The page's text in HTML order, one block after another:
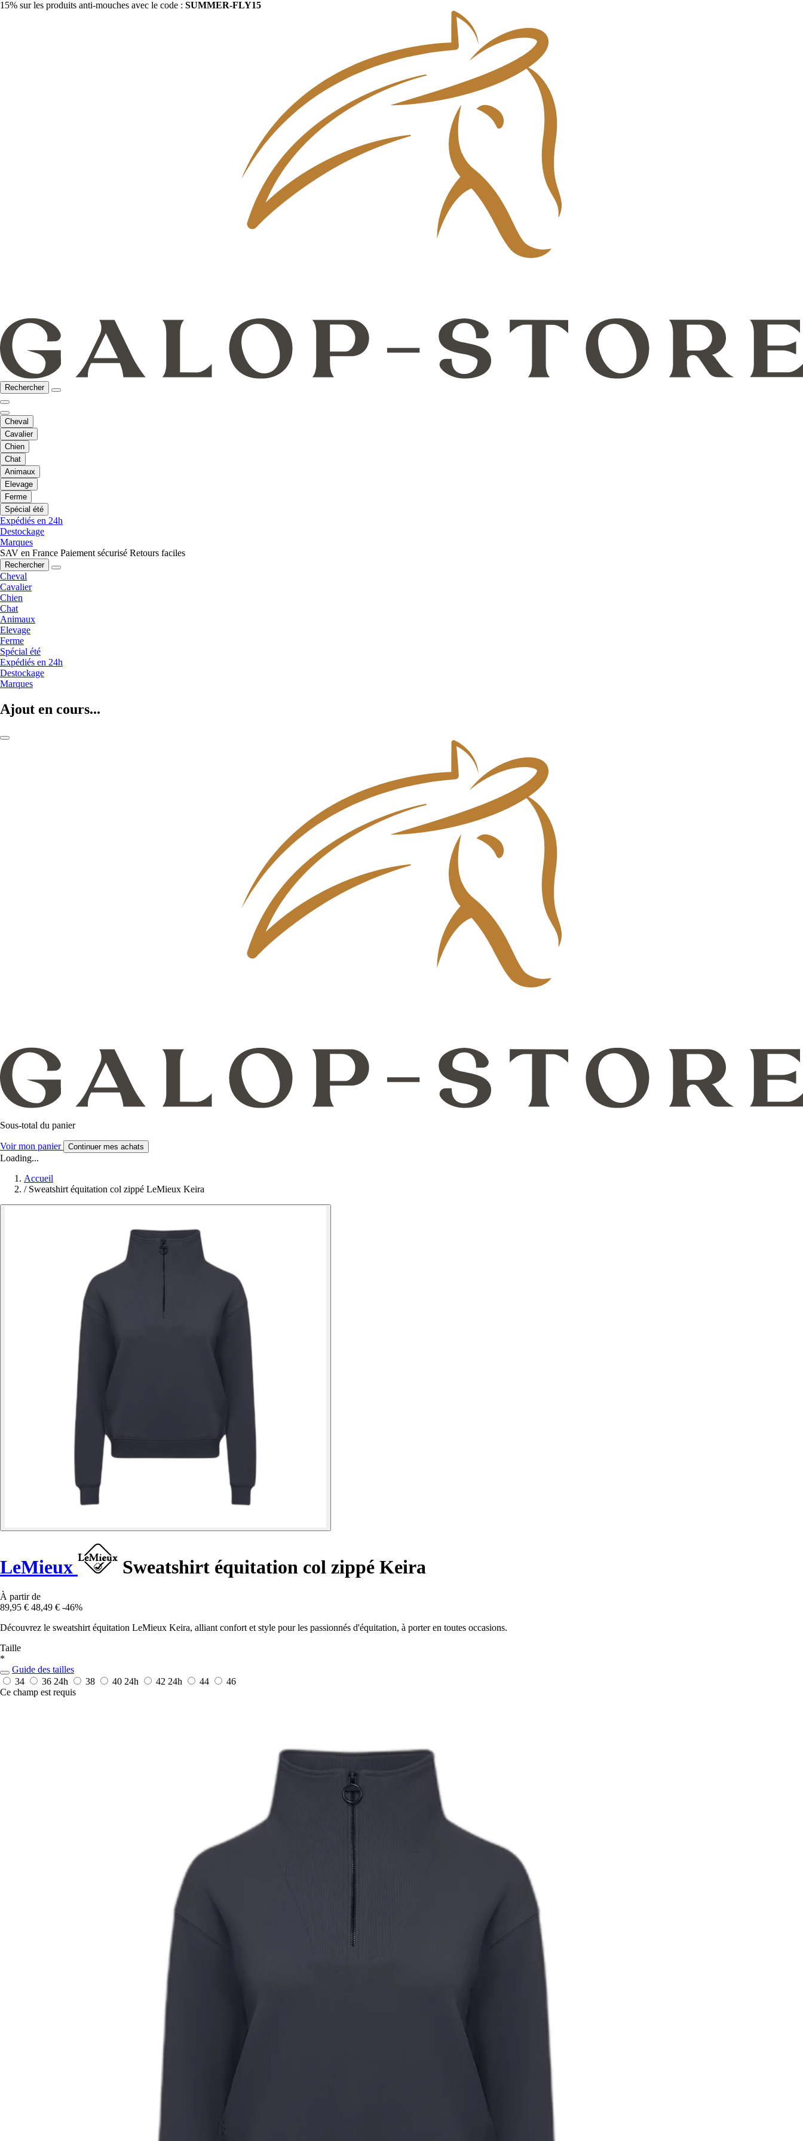
15% sur les produits anti-mouches avec le code : SUMMER-FLY15
Rechercher
Cheval
Cavalier
Chien
Chat
Animaux
Elevage
Ferme
Spécial été
Expédiés en 24h
Destockage
Marques
SAV en France Paiement sécurisé Retours faciles
Rechercher
Cheval
Cavalier
Chien
Chat
Animaux
Elevage
Ferme
Spécial été
Expédiés en 24h
Destockage
Marques
Ajout en cours...
Sous-total du panier
Voir mon panier Continuer mes achats
Loading...
Accueil
/ Sweatshirt équitation col zippé LeMieux Keira
LeMieux Sweatshirt équitation col zippé Keira
À partir de
89,95 € 48,49 € -46%
Découvrez le sweatshirt équitation LeMieux Keira, alliant confort et style pour les passionnés d'équitation, à porter en toutes occasions.
Taille
*
Guide des tailles
34
36 24h 38 40 24h 42 24h 44
46
Ce champ est requis